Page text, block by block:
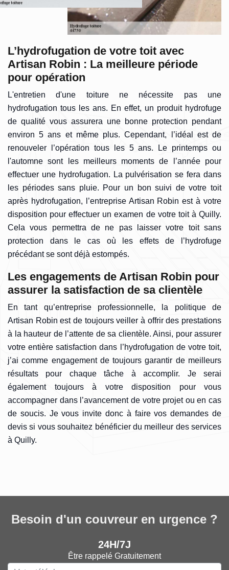
L’hydrofugation de votre toit avec
Artisan Robin : La meilleure période
pour opération
L'entretien d'une toiture ne nécessite pas une
hydrofugation tous les ans. En effet, un produit hydrofuge
de qualité vous assurera une bonne protection pendant
environ 5 ans et même plus. Cependant, l’idéal est de
renouveler l’opération tous les 5 ans. Le printemps ou
l'automne sont les meilleurs moments de l’année pour
effectuer une hydrofugation. La pulvérisation se fera dans
les périodes sans pluie. Pour un bon suivi de votre toit
après hydrofugation, l’entreprise Artisan Robin est à votre
disposition pour effectuer un examen de votre toit à Quilly.
Cela vous permettra de ne pas laisser votre toit sans
protection dans le cas où les effets de l’hydrofuge
précédant se sont déjà estompés.
Les engagements de Artisan Robin pour
assurer la satisfaction de sa clientèle
En tant qu’entreprise professionnelle, la politique de
Artisan Robin est de toujours veiller à offrir des prestations
à la hauteur de l’attente de sa clientèle. Ainsi, pour assurer
votre entière satisfaction dans l’hydrofugation de votre toit,
j’ai comme engagement de toujours garantir de meilleurs
résultats pour chaque tâche à accomplir. Je serai
également toujours à votre disposition pour vous
accompagner dans l’avancement de votre projet ou en cas
de soucis. Je vous invite donc à faire vos demandes de
devis si vous souhaitez bénéficier du meilleur des services
à Quilly.
Besoin d'un couvreur en urgence ?
24H/7J
Être rappelé Gratuitement